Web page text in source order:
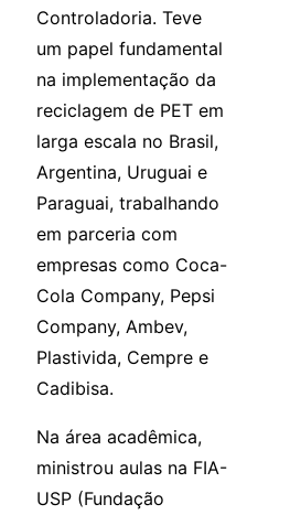
Controladoria. Teve
um papel fundamental
na implementação da
reciclagem de PET em
larga escala no Brasil,
Argentina, Uruguai e
Paraguai, trabalhando
em parceria com
empresas como Coca-
Cola Company, Pepsi
Company, Ambev,
Plastivida, Cempre e
Cadibisa.
Na área acadêmica,
ministrou aulas na FIA-
USP (Fundação